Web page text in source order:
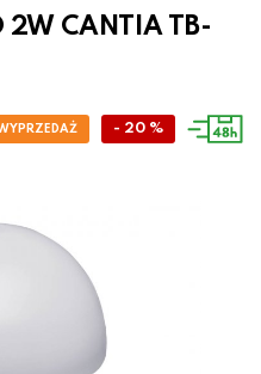
2W CANTIA TB-
- 20 %